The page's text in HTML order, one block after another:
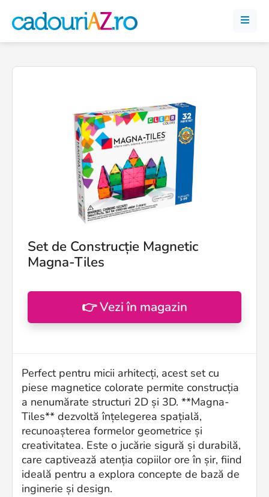
Set de Construcție Magnetic
Magna-Tiles
👉 Vezi în magazin
Perfect pentru micii arhitecți, acest set cu
piese magnetice colorate permite construcția
a nenumărate structuri 2D și 3D. **Magna-
Tiles** dezvoltă înțelegerea spațială,
recunoașterea formelor geometrice și
creativitatea. Este o jucărie sigură și durabilă,
care captivează atenția copiilor ore în șir, fiind
ideală pentru a explora concepte de bază de
inginerie și design.